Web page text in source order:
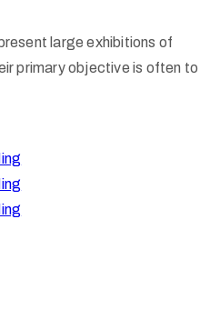
large exhibitions of
primary objective is often to